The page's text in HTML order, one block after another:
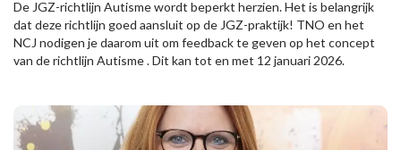
De JGZ-richtlijn Autisme wordt beperkt herzien. Het is belangrijk
dat deze richtlijn goed aansluit op de JGZ-praktijk! TNO en het
NCJ nodigen je daarom uit om feedback te geven op het concept
van de richtlijn Autisme . Dit kan tot en met 12 januari 2026.